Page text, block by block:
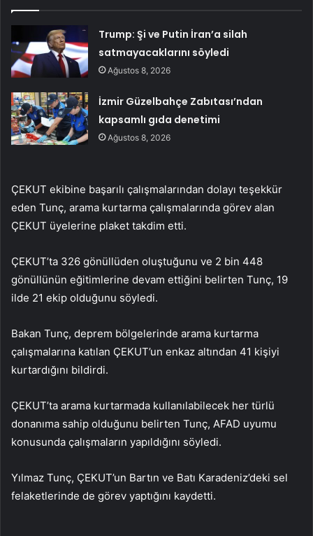
Trump: Şi ve Putin İran’a silah
satmayacaklarını söyledi
Ağustos 8, 2026
İzmir Güzelbahçe Zabıtası’ndan
kapsamlı gıda denetimi
Ağustos 8, 2026
ÇEKUT ekibine başarılı çalışmalarından dolayı teşekkür
eden Tunç, arama kurtarma çalışmalarında görev alan
ÇEKUT üyelerine plaket takdim etti.
ÇEKUT’ta 326 gönüllüden oluştuğunu ve 2 bin 448
gönüllünün eğitimlerine devam ettiğini belirten Tunç, 19
ilde 21 ekip olduğunu söyledi.
Bakan Tunç, deprem bölgelerinde arama kurtarma
çalışmalarına katılan ÇEKUT’un enkaz altından 41 kişiyi
kurtardığını bildirdi.
ÇEKUT’ta arama kurtarmada kullanılabilecek her türlü
donanıma sahip olduğunu belirten Tunç, AFAD uyumu
konusunda çalışmaların yapıldığını söyledi.
Yılmaz Tunç, ÇEKUT’un Bartın ve Batı Karadeniz’deki sel
felaketlerinde de görev yaptığını kaydetti.